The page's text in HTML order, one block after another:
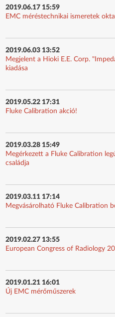
2019.06.17 15:59
EMC méréstechnikai ismeretek
2019.06.03 13:52
Megjelent a Hioki E.E. Corp.
kiadása
2019.05.22 17:31
Fluke Calibration akció!
2019.03.28 15:49
Megérkezett a Fluke Calibration
családja
2019.03.11 17:14
Megvásárolható Fluke Calibration
2019.02.27 13:55
European Congress of Radiology
2019.01.21 16:01
Új EMC mérőműszerek